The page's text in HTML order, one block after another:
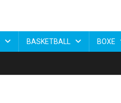
BASKETBALL BOXE